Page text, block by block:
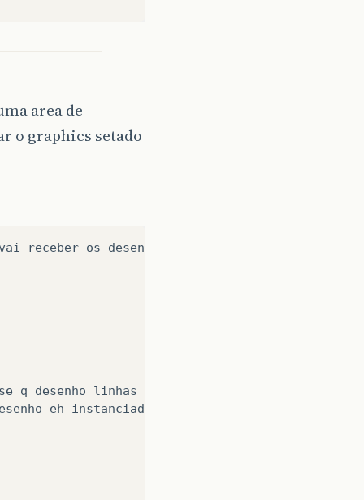
area de
o graphics setado
vai receber os desenhos
q desenho
linhas
eh instanciado